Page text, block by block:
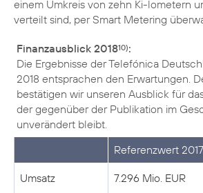
einem Umkreis von zehn Ki-lometern
verteilt sind, per Smart Metering
Finanzausblick 201810):
Die Ergebnisse der Telefónica
2018 entsprachen den Erwartungen.
bestätigen wir unseren Ausblick für
der gegenüber der Publikation im
unverändert bleibt.
Referenzwert 2017
Umsatz 7.296 Mio. EUR